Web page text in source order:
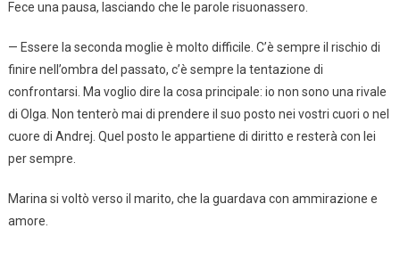
Fece una pausa, lasciando che le parole risuonassero.
— Essere la seconda moglie è molto difficile. C’è sempre il rischio di
finire nell’ombra del passato, c’è sempre la tentazione di
confrontarsi. Ma voglio dire la cosa principale: io non sono una rivale
di Olga. Non tenterò mai di prendere il suo posto nei vostri cuori o nel
cuore di Andrej. Quel posto le appartiene di diritto e resterà con lei
per sempre.
Marina si voltò verso il marito, che la guardava con ammirazione e
amore.